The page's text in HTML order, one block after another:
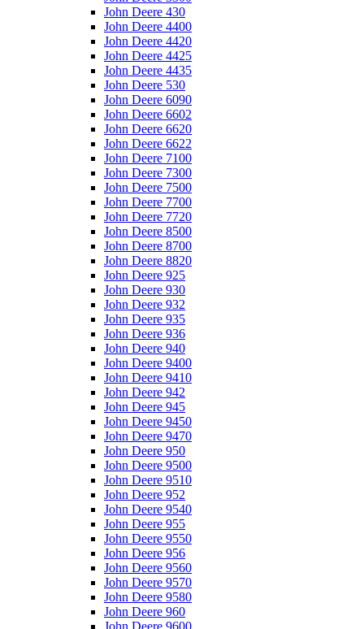
John Deere 430
John Deere 4400
John Deere 4420
John Deere 4425
John Deere 4435
John Deere 530
John Deere 6090
John Deere 6602
John Deere 6620
John Deere 6622
John Deere 7100
John Deere 7300
John Deere 7500
John Deere 7700
John Deere 7720
John Deere 8500
John Deere 8700
John Deere 8820
John Deere 925
John Deere 930
John Deere 932
John Deere 935
John Deere 936
John Deere 940
John Deere 9400
John Deere 9410
John Deere 942
John Deere 945
John Deere 9450
John Deere 9470
John Deere 950
John Deere 9500
John Deere 9510
John Deere 952
John Deere 9540
John Deere 955
John Deere 9550
John Deere 956
John Deere 9560
John Deere 9570
John Deere 9580
John Deere 960
John Deere 9600